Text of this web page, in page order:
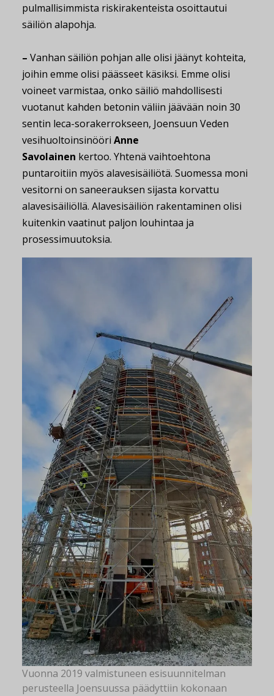
pulmallisimmista riskirakenteista osoittautui
säiliön alapohja.
– Vanhan säiliön pohjan alle olisi jäänyt kohteita,
joihin emme olisi päässeet käsiksi. Emme olisi
voineet varmistaa, onko säiliö mahdollisesti
vuotanut kahden betonin väliin jäävään noin 30
sentin leca-sorakerrokseen, Joensuun Veden
vesihuoltoinsinööri Anne
Savolainen kertoo. Yhtenä vaihtoehtona
puntaroitiin myös alavesisäiliötä. Suomessa moni
vesitorni on saneerauksen sijasta korvattu
alavesisäiliöllä. Alavesisäiliön rakentaminen olisi
kuitenkin vaatinut paljon louhintaa ja
prosessimuutoksia.
Vuonna 2019 valmistuneen esisuunnitelman
perusteella Joensuussa päädyttiin kokonaan